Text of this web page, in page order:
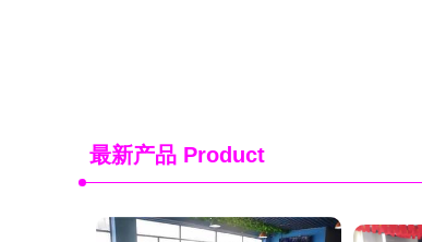
最新产品 Product